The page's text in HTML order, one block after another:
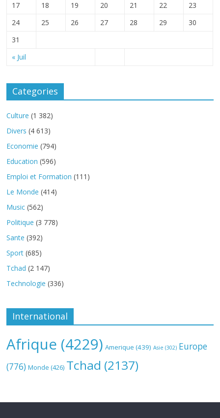
« Juil
17
18 19 20 21 22
23
24
25 26 27 28 29
30
31
Categories
Culture (1 382)
Divers (4 613)
Economie (794)
Education (596)
Emploi et Formation (111)
Le Monde (414)
Music (562)
Politique (3 778)
Sante (392)
Sport (685)
Tchad (2 147)
Technologie (336)
International
Afrique (4229) Amerique (439) Asie (302) Europe
(776) Monde (426) Tchad (2137)